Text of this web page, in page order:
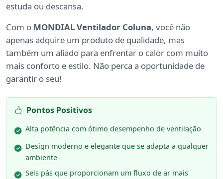
estuda ou descansa.
Com o MONDIAL Ventilador Coluna, você não
apenas adquire um produto de qualidade, mas
também um aliado para enfrentar o calor com muito
mais conforto e estilo. Não perca a oportunidade de
garantir o seu!
Pontos Positivos
Alta potência com ótimo desempenho de ventilação
Design moderno e elegante que se adapta a qualquer
ambiente
Seis pás que proporcionam um fluxo de ar mais